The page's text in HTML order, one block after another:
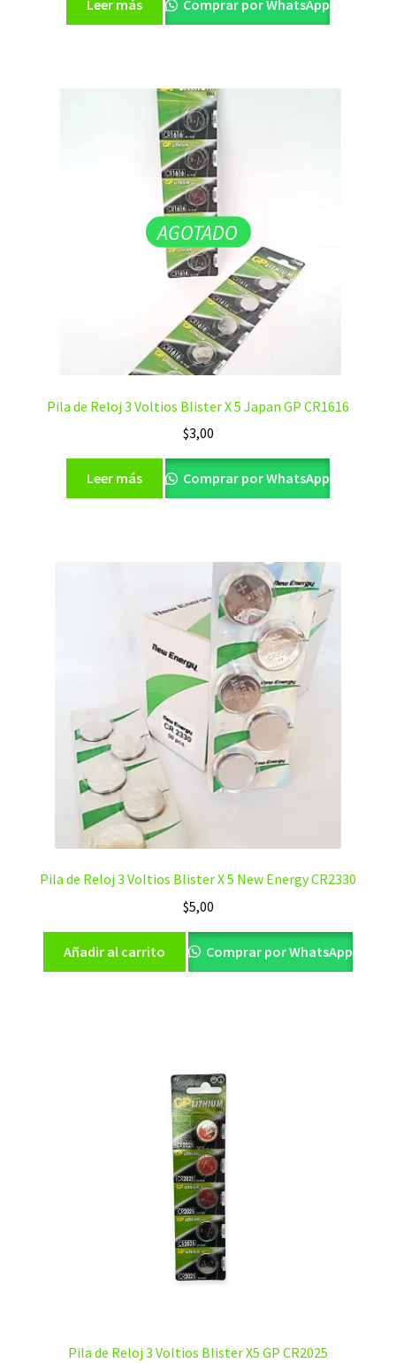
Leer más Comprar por WhatsApp
AGOTADO
Pila de Reloj 3 Voltios Blister X 5 Japan GP CR1616
$3,00
Leer más Comprar por WhatsApp
Pila de Reloj 3 Voltios Blister X 5 New Energy CR2330
$5,00
Añadir al carrito Comprar por WhatsApp
Pila de Reloj 3 Voltios Blister X5 GP CR2025